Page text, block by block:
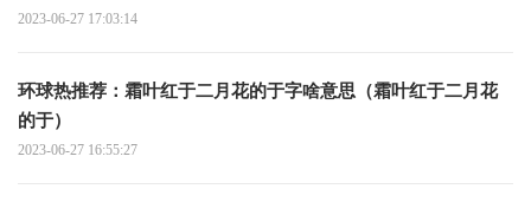
2023-06-27 17:03:14
环球热推荐：霜叶红于二月花的于字啥意思（霜叶红于二月花
的于）
2023-06-27 16:55:27